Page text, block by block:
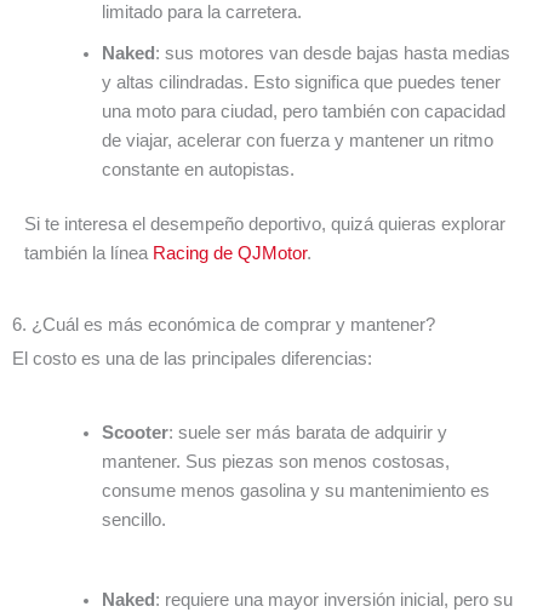
limitado para la carretera.
Naked: sus motores van desde bajas hasta medias
y altas cilindradas. Esto significa que puedes tener
una moto para ciudad, pero también con capacidad
de viajar, acelerar con fuerza y mantener un ritmo
constante en autopistas.
Si te interesa el desempeño deportivo, quizá quieras explorar
también la líneaRacing de QJMotor.
6. ¿Cuál es más económica de comprar y mantener?
El costo es una de las principales diferencias:
Scooter: suele ser más barata de adquirir y
mantener. Sus piezas son menos costosas,
consume menos gasolina y su mantenimiento es
sencillo.
Naked : requiere una mayor inversión inicial, pero su